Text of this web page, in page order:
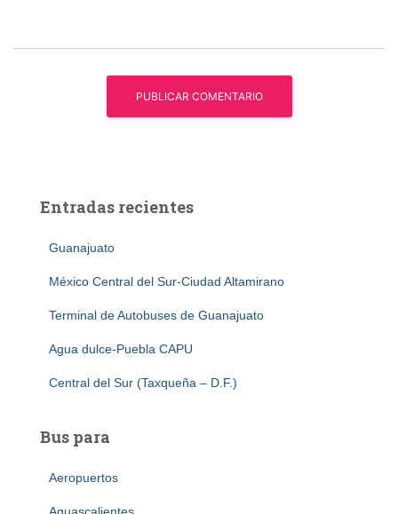
Entradas recientes
Guanajuato
México Central del Sur-Ciudad Altamirano
Terminal de Autobuses de Guanajuato
Agua dulce-Puebla CAPU
Central del Sur (Taxqueña – D.F.)
Bus para
Aeropuertos